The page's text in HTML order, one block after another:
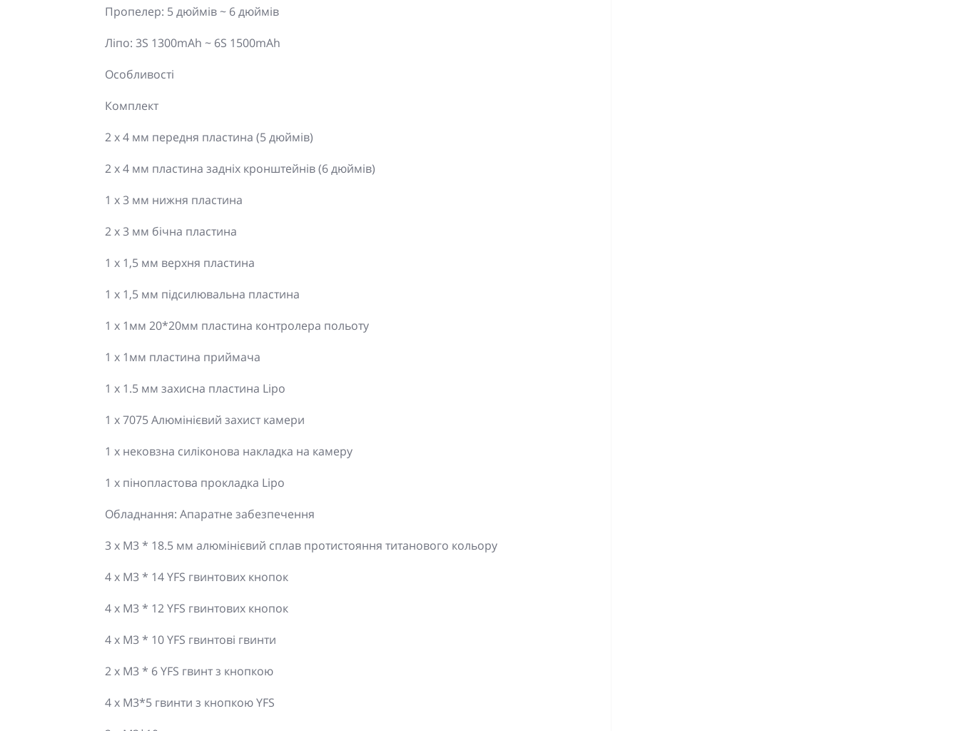
Пропелер: 5 дюймів ~ 6 дюймів
Ліпо: 3S 1300mAh ~ 6S 1500mAh
Особливості
Комплект
2 x 4 мм передня пластина (5 дюймів)
2 x 4 мм пластина задніх кронштейнів (6 дюймів)
1 x 3 мм нижня пластина
2 x 3 мм бічна пластина
1 x 1,5 мм верхня пластина
1 x 1,5 мм підсилювальна пластина
1 x 1мм 20*20мм пластина контролера польоту
1 x 1мм пластина приймача
1 x 1.5 мм захисна пластина Lipo
1 x 7075 Алюмінієвий захист камери
1 х нековзна силіконова накладка на камеру
1 х пінопластова прокладка Lipo
Обладнання: Апаратне забезпечення
3 x M3 * 18.5 мм алюмінієвий сплав протистояння титанового кольору
4 x M3 * 14 YFS гвинтових кнопок
4 х M3 * 12 YFS гвинтових кнопок
4 х M3 * 10 YFS гвинтові гвинти
2 x M3 * 6 YFS гвинт з кнопкою
4 x M3*5 гвинти з кнопкою YFS